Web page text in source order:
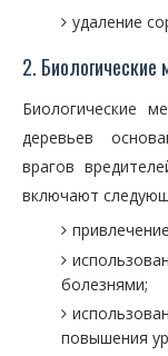
удаление
2. Биологические
Биологические
деревьев
врагов
включают
болезнями;
повышения